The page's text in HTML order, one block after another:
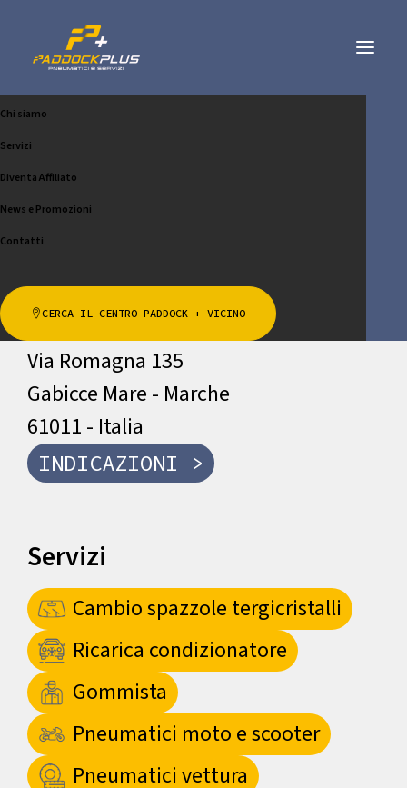
Chi siamo
Servizi
Diventa Affiliato
News e Promozioni
Contatti
CERCA IL CENTRO PADDOCK + VICINO
LEO GOMME DI PERUGINI
L. E C. SNC
CHIAMA
Indirizzo
Via Romagna 135
Gabicce Mare - Marche
61011 - Italia
INDICAZIONI >
Servizi
Cambio spazzole tergicristalli
Ricarica condizionatore
Gommista
Pneumatici moto e scooter
Pneumatici vettura